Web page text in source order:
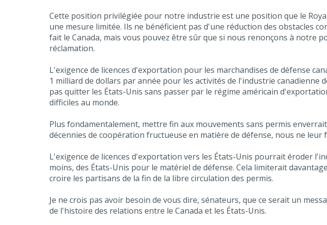
Cette position privilégiée pour notre industrie est une position que le
une mesure limitée. Ils ne bénéficient pas d'une réduction des obstacles
fait le Canada, mais vous pouvez être sûr que si nous renonçons à
réclamation.
L'exigence de licences d'exportation pour les marchandises de défense
1 milliard de dollars par année pour les activités de l'industrie canadienne
pas quitter les États-Unis sans passer par le régime américain
difficiles au monde.
Plus fondamentalement, mettre fin aux mouvements sans permis
décennies de coopération fructueuse en matière de défense, nous ne leur
L'exigence de licences d'exportation vers les États-Unis pourrait éroder
moins, des États-Unis pour le matériel de défense. Cela limiterait
croire les partisans de la fin de la libre circulation des permis.
Je ne crois pas avoir besoin de vous dire, sénateurs, que ce serait un
de l'histoire des relations entre le Canada et les États-Unis.